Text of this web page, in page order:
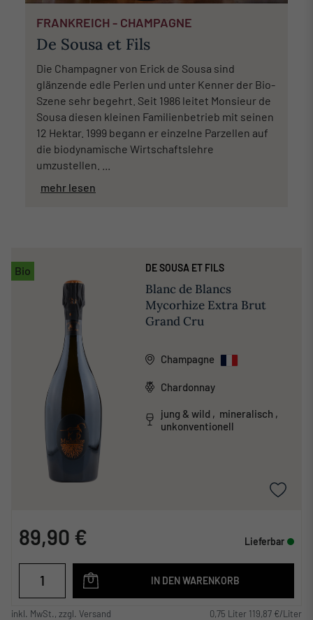
FRANKREICH - CHAMPAGNE
De Sousa et Fils
Die Champagner von Erick de Sousa sind
glänzende edle Perlen und unter Kenner der Bio-
Szene sehr begehrt. Seit 1986 leitet Monsieur de
Sousa diesen kleinen Familienbetrieb mit seinen
12 Hektar. 1999 begann er einzelne Parzellen auf
die biodynamische Wirtschaftslehre
umzustellen. ...
mehr lesen
Bio DE SOUSA ET FILS
Blanc de Blancs
Mycorhize Extra Brut
Grand Cru
Champagne
Chardonnay
jung & wild , mineralisch ,
unkonventionell
89,90 € Lieferbar
IN DEN WARENKORB
inkl. MwSt., zzgl. Versand 0,75 Liter 119,87 €/Liter